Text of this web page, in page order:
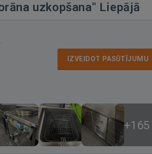
uzkopšana" Liepājā
IZVEIDOT PASŪTĪJUMU
+165